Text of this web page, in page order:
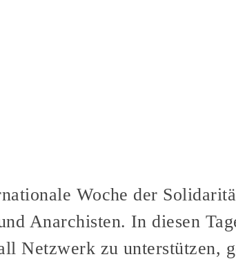
Woche der
Anarchisten. In diesen
Netzwerk zu unterstützen,